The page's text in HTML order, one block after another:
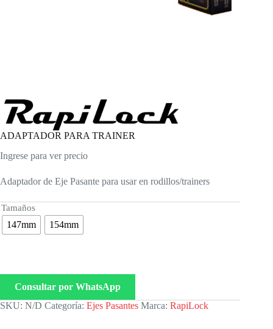
ADAPTADOR PARA TRAINER
Ingrese para ver precio
Adaptador de Eje Pasante para usar en rodillos/trainers
Tamaños
147mm 154mm
Consultar por WhatsApp
SKU: N/D Categoría: Ejes Pasantes Marca: RapiLock